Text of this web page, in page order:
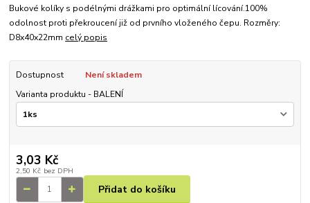
Bukové kolíky s podélnými drážkami pro optimální lícování.100%
odolnost proti překroucení již od prvního vloženého čepu. Rozměry:
D8x40x22mm celý popis
Dostupnost
Není skladem
Varianta produktu - BALENÍ
3,03 Kč
2,50 Kč bez DPH
Přidat do košíku